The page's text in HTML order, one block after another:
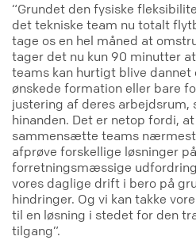
“Grundet den fysiske
det tekniske team nu totalt
tage os en hel måned at
tager det nu kun 90 minutter
teams kan hurtigt blive
ønskede formation eller bare
justering af deres arbejdsrum,
hinanden. Det er netop fordi,
sammensætte teams nærmest
afprøve forskellige løsninger
forretningsmæssige
vores daglige drift i bero på
hindringer. Og vi kan takke
til en løsning i stedet for den
tilgang”.